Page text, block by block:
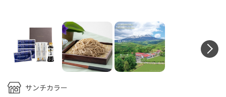
サンチカラー